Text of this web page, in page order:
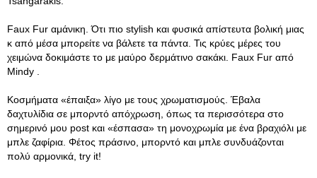
Faux Fur αμάνικη. Ότι πιο stylish και φυσικά απίστευτα βολική μιας
κ από μέσα μπορείτε να βάλετε τα πάντα. Τις κρύες μέρες του
χειμώνα δοκιμάστε το με μαύρο δερμάτινο σακάκι. Faux Fur από
Mindy .
Κοσμήματα «έπαιξα» λίγο με τους χρωματισμούς. Έβαλα
δαχτυλίδια σε μπορντό απόχρωση, όπως τα περισσότερα στο
σημερινό μου post και «έσπασα» τη μονοχρωμία με ένα βραχιόλι με
μπλε ζαφίρια. Φέτος πράσινο, μπορντό και μπλε συνδυάζονται
πολύ αρμονικά, try it!